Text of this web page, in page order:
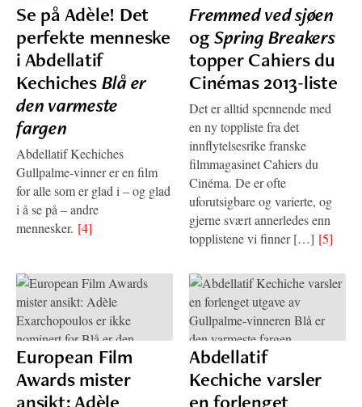
Se på Adèle! Det
perfekte menneske
i Abdellatif
KechichesBlå er
den varmeste
fargen
Abdellatif Kechiches
Gullpalme-vinner er en film
for alle som er glad i – og glad
i å se på – andre
mennesker. [4]
Fremmed ved sjøen
ogSpring Breakers
topper Cahiers du
Cinémas 2013-liste
Det er alltid spennende med
en ny toppliste fra det
innflytelsesrike franske
filmmagasinet Cahiers du
Cinéma. De er ofte
uforutsigbare og varierte, og
gjerne svært annerledes enn
topplistene vi finner […] [5]
European Film
Awards mister
Abdellatif
Kechiche varsler